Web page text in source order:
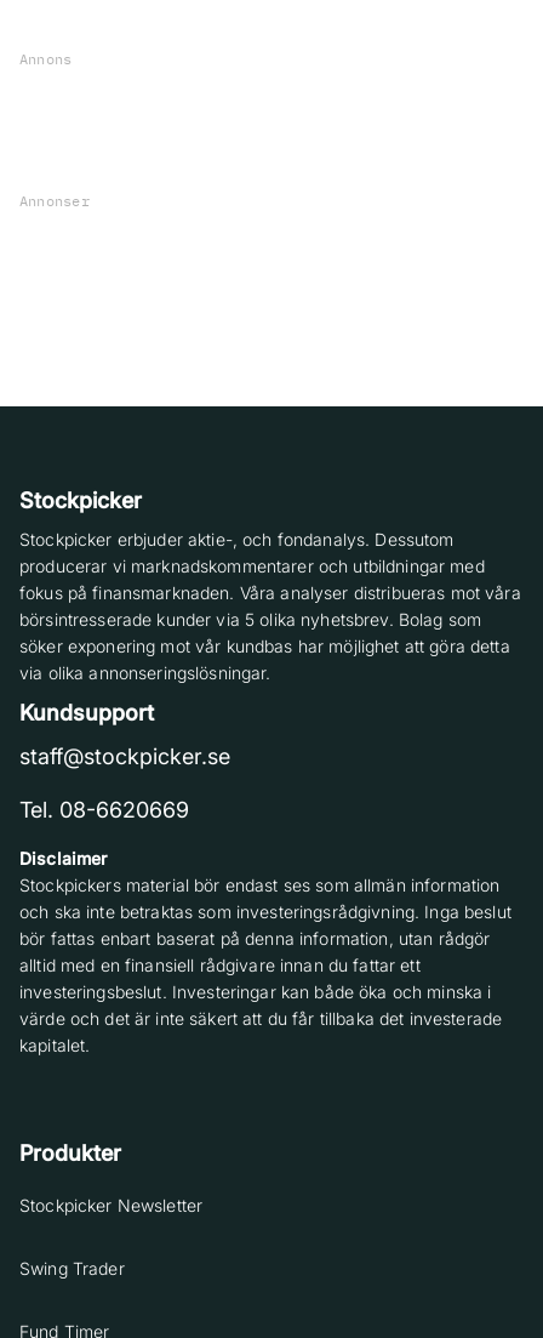
Annons
Annonser
Stockpicker
Stockpicker erbjuder aktie-, och fondanalys. Dessutom
producerar vi marknadskommentarer och utbildningar med
fokus på finansmarknaden. Våra analyser distribueras mot våra
börsintresserade kunder via 5 olika nyhetsbrev. Bolag som
söker exponering mot vår kundbas har möjlighet att göra detta
via olika annonseringslösningar.
Kundsupport
staff@stockpicker.se
Tel. 08-6620669
Disclaimer
Stockpickers material bör endast ses som allmän information
och ska inte betraktas som investeringsrådgivning. Inga beslut
bör fattas enbart baserat på denna information, utan rådgör
alltid med en finansiell rådgivare innan du fattar ett
investeringsbeslut. Investeringar kan både öka och minska i
värde och det är inte säkert att du får tillbaka det investerade
kapitalet.
Produkter
Stockpicker Newsletter
Swing Trader
Fund Timer